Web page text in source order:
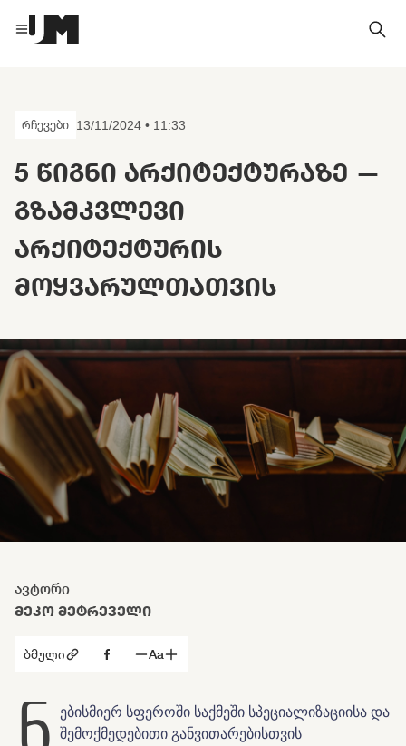
რჩევები 13/11/2024 • 11:33
5 ᲬᲘᲒᲜᲘ ᲐᲠᲥᲘᲢᲔᲥᲢᲣᲠᲐᲖᲔ —
ᲒᲖᲐᲛᲙᲕᲚᲔᲕᲘ
ᲐᲠᲥᲘᲢᲔᲥᲢᲣᲠᲘᲡ
ᲛᲝᲧᲕᲐᲠᲣᲚᲗᲐᲗᲕᲘᲡ
ავტორი
ᲛᲔᲙᲝ ᲛᲔᲢᲠᲔᲕᲔᲚᲘ
ებისმიერ სფეროში საქმეში სპეციალიზაციისა და
შემოქმედებითი განვითარებისთვის
ბმული Aa